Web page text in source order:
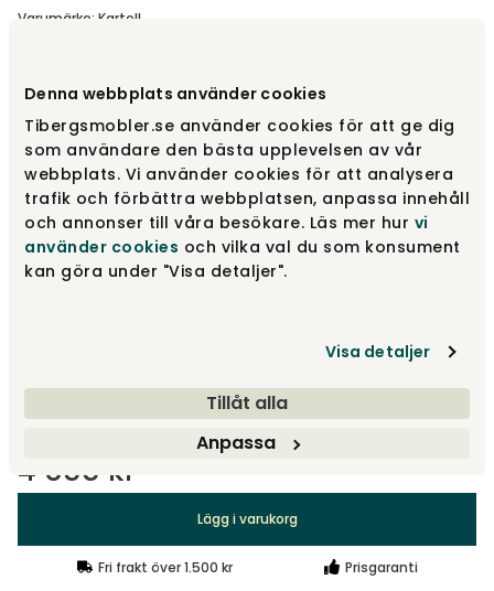
Denna webbplats använder cookies
Tibergsmobler.se använder cookies för att ge dig
som användare den bästa upplevelsen av vår
webbplats. Vi använder cookies för att analysera
trafik och förbättra webbplatsen, anpassa innehåll
och annonser till våra besökare. Läs mer hur vi
använder cookies och vilka val du som konsument
kan göra under "Visa detaljer".
Visa detaljer
Tillåt alla
Anpassa
Varumärke: Kartell
Purple Red
Pale Blue 4 855 kr
4 855 kr
Visa fler +3
4 855 kr
Lägg i varukorg
Fri frakt över 1.500 kr Prisgaranti